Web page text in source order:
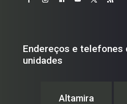
Endereços e telefones
unidades
Altamira